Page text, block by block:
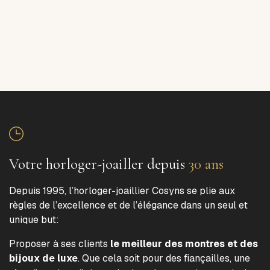
Votre horloger-joailler depuis 30 ans
Depuis 1995, l’horloger-joaillier Cosyns se plie aux
règles de l’excellence et de l’élégance dans un seul et
unique but:
Proposer à ses clients le meilleur des montres et des
bijoux de luxe. Que cela soit pour des fiançailles, une